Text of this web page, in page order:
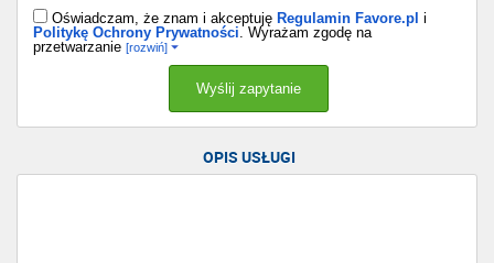
Oświadczam, że znam i akceptuję Regulamin Favore.pl i
Politykę Ochrony Prywatności . Wyrażam zgodę na
przetwarzanie [rozwiń]
OPIS USŁUGI